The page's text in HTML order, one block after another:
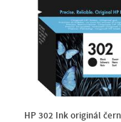
HP 302 Ink originál